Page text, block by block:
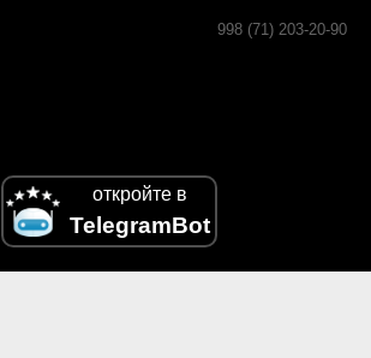
998 (71) 203-20-90
откройте в
TelegramBot